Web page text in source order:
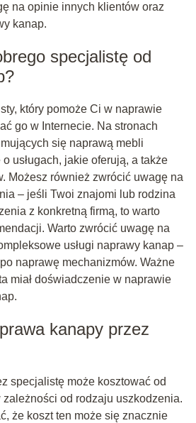
na opinie innych klientów oraz
kanap.
specjalistę od
który pomoże Ci w naprawie
go w Internecie. Na stronach
się naprawą mebli
usługach, jakie oferują, a także
Możesz również zwrócić uwagę na
– jeśli Twoi znajomi lub rodzina
z konkretną firmą, to warto
Warto zwrócić uwagę na
usługi naprawy kanap –
naprawę mechanizmów. Ważne
miał doświadczenie w naprawie
kanapy przez
specjalistę może kosztować od
zależności od rodzaju uszkodzenia.
że koszt ten może się znacznie